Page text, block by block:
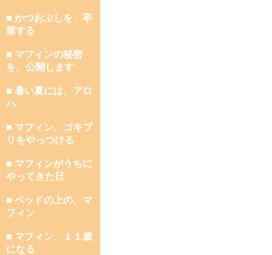
■ かつおぶしを、卒
業する
■ マフィンの秘密
を、公開します
■ 暑い夏には、アロ
ハ
■ マフィン、ゴキブ
リをやっつける
■ マフィンがうちに
やってきた日
■ ベッドの上の、マ
フィン
■ マフィン、１１歳
になる